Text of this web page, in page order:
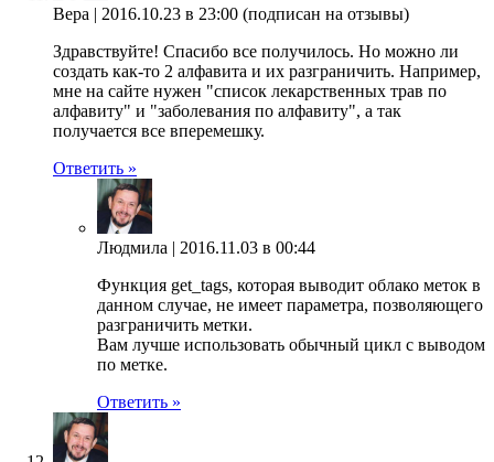
Вера | 2016.10.23 в 23:00 (подписан на отзывы)
Здравствуйте! Спасибо все получилось. Но можно ли
создать как-то 2 алфавита и их разграничить. Например,
мне на сайте нужен "список лекарственных трав по
алфавиту" и "заболевания по алфавиту", а так
получается все вперемешку.
Ответить »
Людмила | 2016.11.03 в 00:44
Функция get_tags, которая выводит облако меток в
данном случае, не имеет параметра, позволяющего
разграничить метки.
Вам лучше использовать обычный цикл с выводом
по метке.
Ответить »